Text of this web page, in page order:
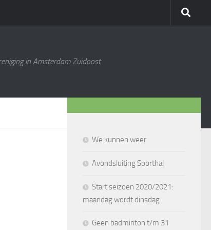
in Amsterdam Zuidoost
We kunnen weer
Avondsluiting Sporthal
Start seizoen 2020/2021:
maandag wordt dinsdag
Geen badminton t/m 31